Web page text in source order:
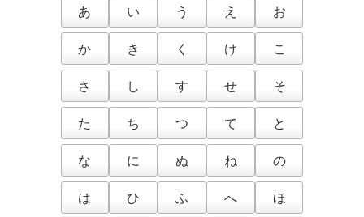
あ い う え
お
か
き く け
こ
さ
し す せ
そ
た
ち つ て
と
な
に ぬ ね
の
は
ひ ふ へ
ほ